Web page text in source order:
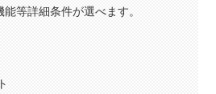
等詳細条件が選べます。